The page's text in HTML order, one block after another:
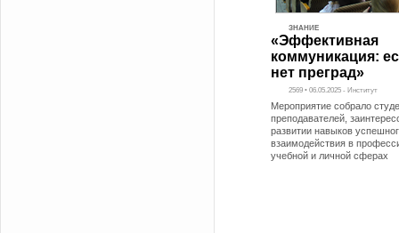
ЗНАНИЕ
«Эффективная
коммуникация:
нет преград»
2569 • 06.05.2025 - Институт
Мероприятие собрало
преподавателей,
развитии навыков
взаимодействия в
учебной и личной сферах